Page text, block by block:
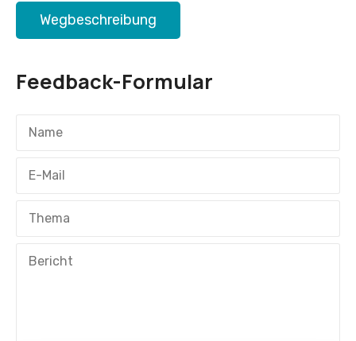
Wegbeschreibung
Feedback-Formular